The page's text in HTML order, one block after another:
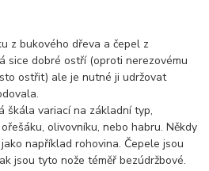
z bukového dřeva a čepel z
sice dobré ostří (oproti nerezovému
ostřit) ale je nutné ji udržovat
škála variací na základní typ,
olivovníku, nebo habru. Někdy
například rohovina. Čepele jsou
jsou tyto nože téměř bezúdržbové.